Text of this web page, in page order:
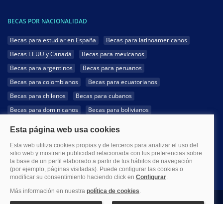
BECAS POR NACIONALIDAD
Becas para estudiar en España
Becas para latinoamericanos
Becas EEUU y Canadá
Becas para mexicanos
Becas para argentinos
Becas para peruanos
Becas para colombianos
Becas para ecuatorianos
Becas para chilenos
Becas para cubanos
Becas para dominicanos
Becas para bolivianos
Becas para hondureños
Becas para paraguayos
Becas para uruguayos
Becas para salvadoreños
1999-2026 Becas.com @Todos los derechos reservados